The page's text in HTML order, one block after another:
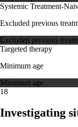
Systemic Treatment-
Excluded previous
Excluded previous
Targeted therapy
Minimum age
Minimum age
18
Investigating